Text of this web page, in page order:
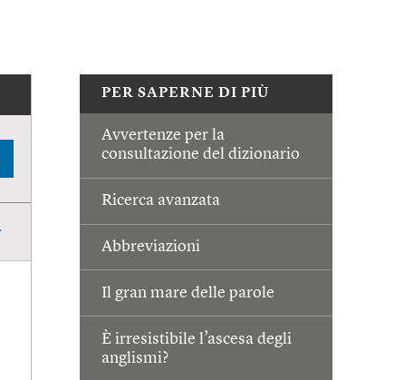
PER SAPERNE DI PIÙ
Avvertenze per la
consultazione del dizionario
Ricerca avanzata
Abbreviazioni
Il gran mare delle parole
È irresistibile l’ascesa degli
anglismi?